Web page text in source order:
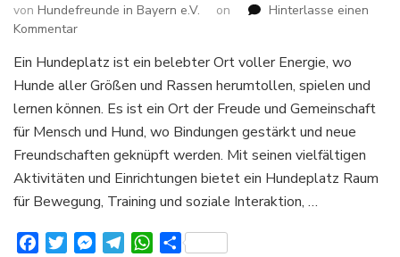
von Hundefreunde in Bayern e.V. on
Hinterlasse einen
Kommentarzu
Ein Hundeplatz ist ein belebter Ort voller Energie, wo
Hunde aller Größen und Rassen herumtollen, spielen und
lernen können. Es ist ein Ort der Freude und Gemeinschaft
für Mensch und Hund, wo Bindungen gestärkt und neue
Freundschaften geknüpft werden. Mit seinen vielfältigen
Aktivitäten und Einrichtungen bietet ein Hundeplatz Raum
für Bewegung, Training und soziale Interaktion, …
FacebookTwitterMessenger
TelegramWhatsApp
Teilen